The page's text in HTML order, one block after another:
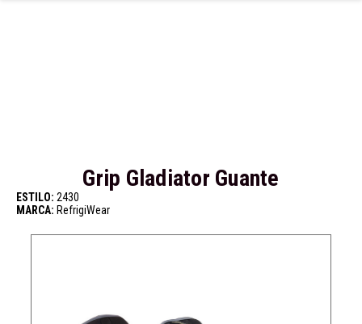
Grip Gladiator Guante
ESTILO: 2430
MARCA: RefrigiWear